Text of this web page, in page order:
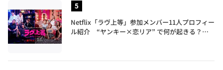
Netflix「ラヴ上等」参加メンバー11人プロフィー
ル紹介 “ヤンキー×恋リア” で何が起きる？地